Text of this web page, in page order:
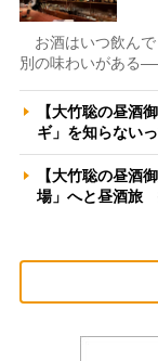
お酒はいつ飲んで
別の味わいがある
【大竹聡の昼酒
ギ」を知らない
【大竹聡の昼酒
場」へと昼酒旅